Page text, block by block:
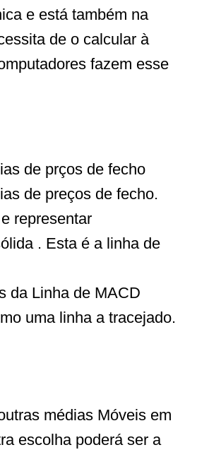
e está também na
de o calcular à
fazem esse
de prços de fecho
de preços de fecho.
representar
. Esta é a linha de
da Linha de MACD
uma linha a tracejado.
médias Móveis em
escolha poderá ser a